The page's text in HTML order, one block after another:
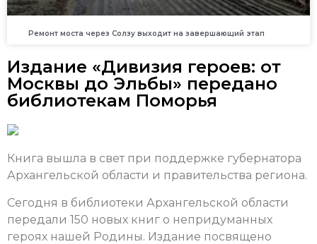
Ремонт моста через Солзу выходит на завершающий этап
Издание «Дивизия героев: от
Москвы до Эльбы» передано
библиотекам Поморья
Книга вышла в свет при поддержке губернатора
Архангельской области и правительства региона.
Сегодня в библиотеки Архангельской области
передали 150 новых книг о непридуманных
героях нашей Родины. Издание посвящено